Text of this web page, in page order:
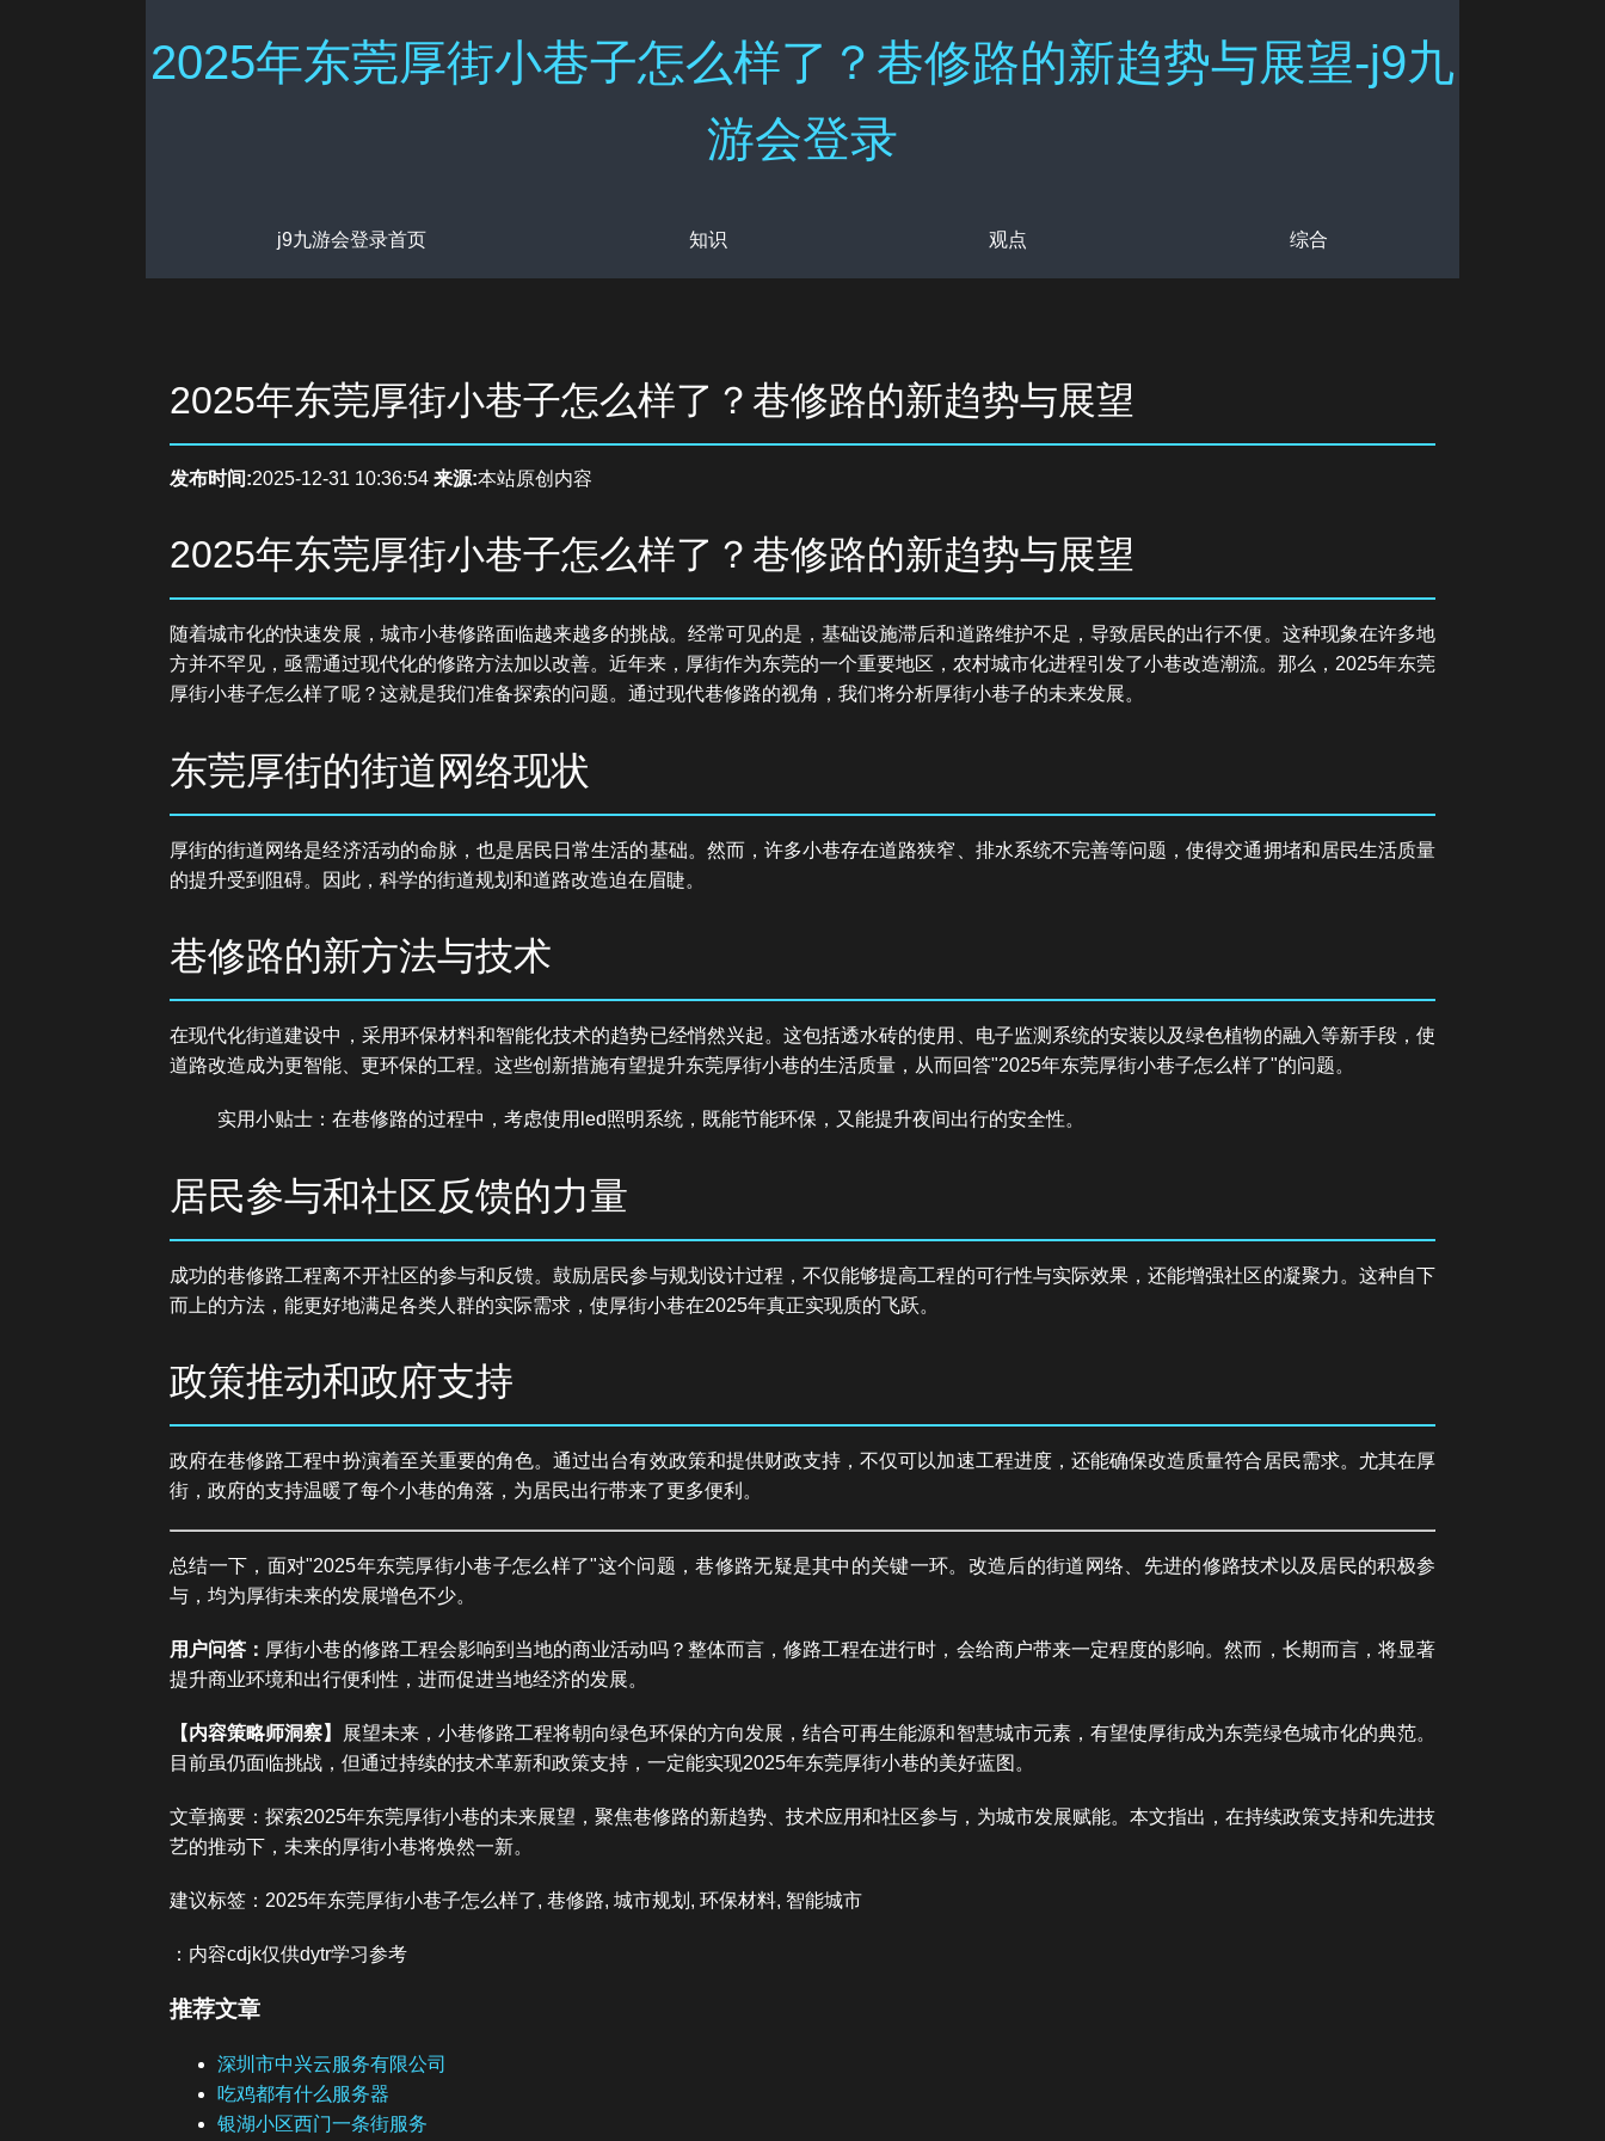
2025年东莞厚街小巷子怎么样了？巷修路的新趋势与展望-j9九
游会登录
j9九游会登录首页 知识 观点 综合
2025年东莞厚街小巷子怎么样了？巷修路的新趋势与展望
发布时间:2025-12-31 10:36:54 来源:本站原创内容
2025年东莞厚街小巷子怎么样了？巷修路的新趋势与展望
随着城市化的快速发展，城市小巷修路面临越来越多的挑战。经常可见的是，基础设施滞后和道路维护不足，导致居民的出行不便。这种现象在许多地
方并不罕见，亟需通过现代化的修路方法加以改善。近年来，厚街作为东莞的一个重要地区，农村城市化进程引发了小巷改造潮流。那么，2025年东莞
厚街小巷子怎么样了呢？这就是我们准备探索的问题。通过现代巷修路的视角，我们将分析厚街小巷子的未来发展。
东莞厚街的街道网络现状
厚街的街道网络是经济活动的命脉，也是居民日常生活的基础。然而，许多小巷存在道路狭窄、排水系统不完善等问题，使得交通拥堵和居民生活质量
的提升受到阻碍。因此，科学的街道规划和道路改造迫在眉睫。
巷修路的新方法与技术
在现代化街道建设中，采用环保材料和智能化技术的趋势已经悄然兴起。这包括透水砖的使用、电子监测系统的安装以及绿色植物的融入等新手段，使
道路改造成为更智能、更环保的工程。这些创新措施有望提升东莞厚街小巷的生活质量，从而回答"2025年东莞厚街小巷子怎么样了"的问题。
实用小贴士：在巷修路的过程中，考虑使用led照明系统，既能节能环保，又能提升夜间出行的安全性。
居民参与和社区反馈的力量
成功的巷修路工程离不开社区的参与和反馈。鼓励居民参与规划设计过程，不仅能够提高工程的可行性与实际效果，还能增强社区的凝聚力。这种自下
而上的方法，能更好地满足各类人群的实际需求，使厚街小巷在2025年真正实现质的飞跃。
政策推动和政府支持
政府在巷修路工程中扮演着至关重要的角色。通过出台有效政策和提供财政支持，不仅可以加速工程进度，还能确保改造质量符合居民需求。尤其在厚
街，政府的支持温暖了每个小巷的角落，为居民出行带来了更多便利。
总结一下，面对"2025年东莞厚街小巷子怎么样了"这个问题，巷修路无疑是其中的关键一环。改造后的街道网络、先进的修路技术以及居民的积极参
与，均为厚街未来的发展增色不少。
用户问答： 厚街小巷的修路工程会影响到当地的商业活动吗？整体而言，修路工程在进行时，会给商户带来一定程度的影响。然而，长期而言，将显著
提升商业环境和出行便利性，进而促进当地经济的发展。
【内容策略师洞察】
展望未来，小巷修路工程将朝向绿色环保的方向发展，结合可再生能源和智慧城市元素，有望使厚街成为东莞绿色城市化的典范。
目前虽仍面临挑战，但通过持续的技术革新和政策支持，一定能实现2025年东莞厚街小巷的美好蓝图。
文章摘要：探索2025年东莞厚街小巷的未来展望，聚焦巷修路的新趋势、技术应用和社区参与，为城市发展赋能。本文指出，在持续政策支持和先进技
艺的推动下，未来的厚街小巷将焕然一新。
建议标签：2025年东莞厚街小巷子怎么样了, 巷修路, 城市规划, 环保材料, 智能城市
：内容cdjk仅供dytr学习参考
推荐文章
深圳市中兴云服务有限公司
吃鸡都有什么服务器
银湖小区西门一条街服务